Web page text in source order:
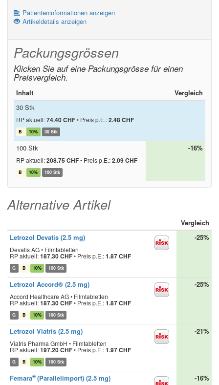
Patienteninformationen anzeigen
Artikeldetails anzeigen
Packungsgrössen
Klicken Sie auf eine Packungsgrösse für einen
Preisvergleich.
Inhalt
Vergleich
30 Stk
RP aktuell:74.40 CHF• Preis p.E.:2.48 CHF
B 10% 30 Stk
100 Stk
RP aktuell:208.75 CHF• Preis p.E.:2.09 CHF
B 10% 100 Stk
-16%
Alternative Artikel
Vergleich
Letrozol Devatis (2.5 mg)
Devatis AG • Filmtabletten
RP aktuell:187.30 CHF• Preis p.E.:1.87 CHF
G B 10% 100 Stk
-25%
Letrozol Accord® (2.5 mg)
Accord Healthcare AG • Filmtabletten
RP aktuell:187.30 CHF• Preis p.E.:1.87 CHF
G B 10% 100 Stk
-25%
Letrozol Viatris (2.5 mg)
Viatris Pharma GmbH • Filmtabletten
RP aktuell:197.20 CHF• Preis p.E.:1.97 CHF
G B 10% 100 Stk
-21%
Femara® (Parallelimport) (2.5 mg) -16%